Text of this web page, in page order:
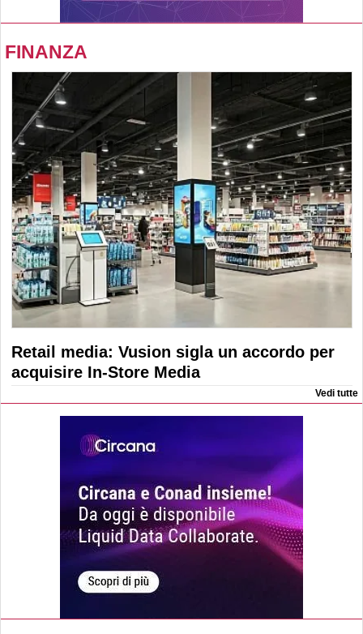
FINANZA
Retail media: Vusion sigla un accordo per
acquisire In-Store Media
Vedi tutte